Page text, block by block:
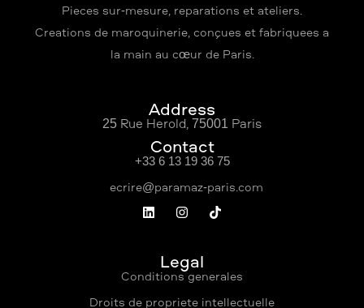
Pièces sur-mesure, réparations et ateliers.
Créations de maroquinerie, conçues et fabriquées à
la main au cœur de Paris.
Address
25 Rue Hérold, 75001 Paris
Contact
+33 6 13 19 36 75
Légal
Conditions générales
Droits de propriété intellectuelle